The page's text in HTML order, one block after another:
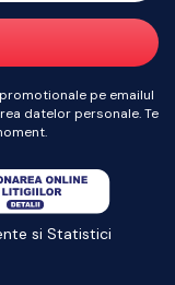
pe emailul
datelor personale. Te